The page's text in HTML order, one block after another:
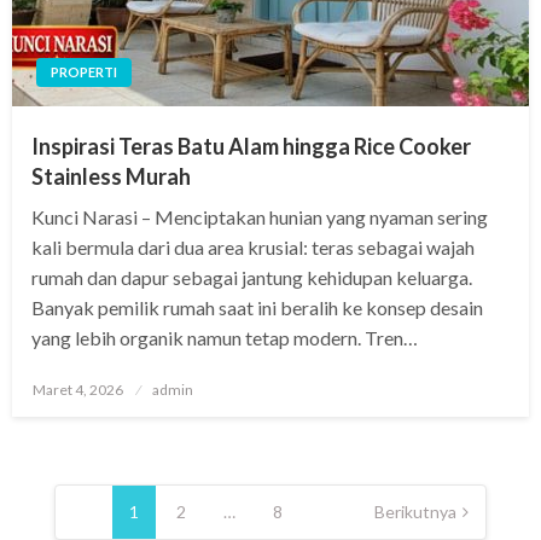
PROPERTI
Inspirasi Teras Batu Alam hingga Rice Cooker
Stainless Murah
Kunci Narasi – Menciptakan hunian yang nyaman sering
kali bermula dari dua area krusial: teras sebagai wajah
rumah dan dapur sebagai jantung kehidupan keluarga.
Banyak pemilik rumah saat ini beralih ke konsep desain
yang lebih organik namun tetap modern. Tren…
Posted
Maret 4, 2026 admin
Paginasi
1 2 … 8 Berikutnya